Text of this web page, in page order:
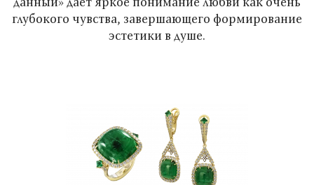
глубокого чувства, завершающего формирование
эстетики в душе.